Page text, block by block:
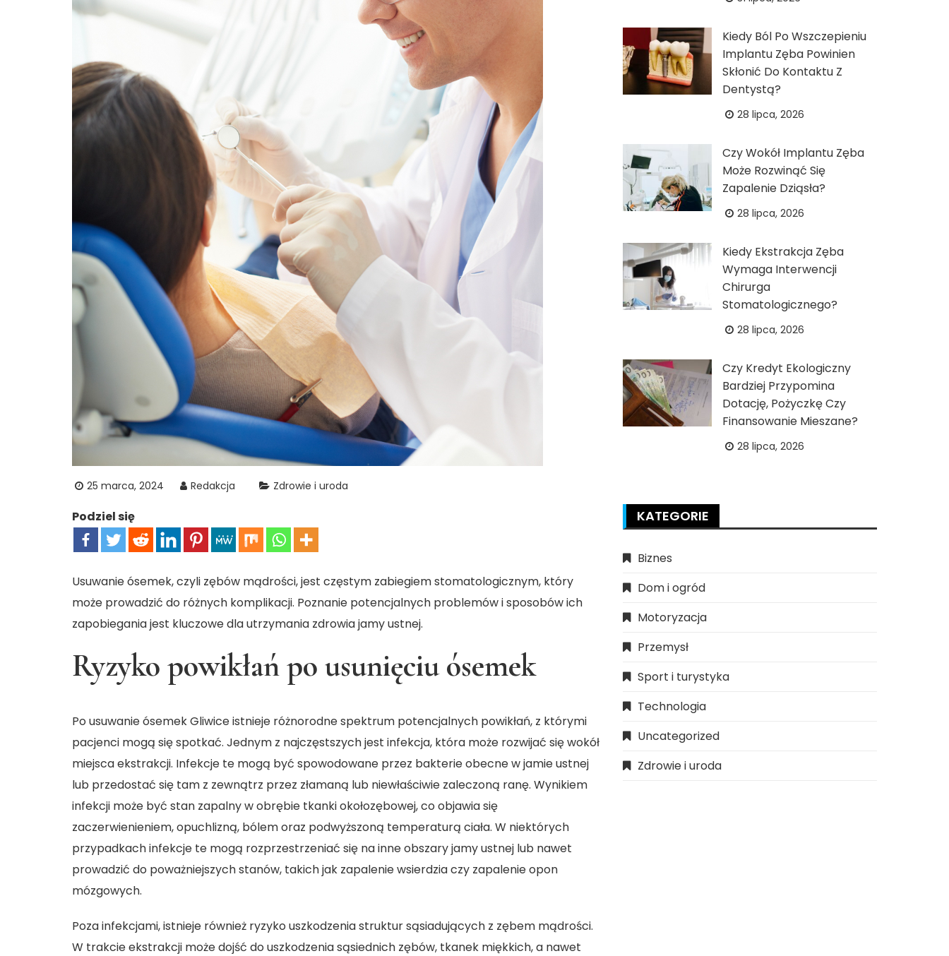
25 marca, 2024 Redakcja Zdrowie i uroda
Podziel się
Usuwanie ósemek, czyli zębów mądrości, jest częstym zabiegiem stomatologicznym, który
może prowadzić do różnych komplikacji. Poznanie potencjalnych problemów i sposobów ich
zapobiegania jest kluczowe dla utrzymania zdrowia jamy ustnej.
Ryzyko powikłań po usunięciu ósemek
Po usuwanie ósemek Gliwiceistnieje różnorodne spektrum potencjalnych powikłań, z którymi
pacjenci mogą się spotkać. Jednym z najczęstszych jest infekcja, która może rozwijać się wokół
miejsca ekstrakcji. Infekcje te mogą być spowodowane przez bakterie obecne w jamie ustnej
lub przedostać się tam z zewnątrz przez złamaną lub niewłaściwie zaleczoną ranę. Wynikiem
infekcji może być stan zapalny w obrębie tkanki okołozębowej, co objawia się
zaczerwienieniem, opuchlizną, bólem oraz podwyższoną temperaturą ciała. W niektórych
przypadkach infekcje te mogą rozprzestrzeniać się na inne obszary jamy ustnej lub nawet
prowadzić do poważniejszych stanów, takich jak zapalenie wsierdzia czy zapalenie opon
mózgowych.
Poza infekcjami, istnieje również ryzyko uszkodzenia struktur sąsiadujących z zębem mądrości.
W trakcie ekstrakcji może dojść do uszkodzenia sąsiednich zębów, tkanek miękkich, a nawet
Kiedy Ból Po Wszczepieniu
Implantu Zęba Powinien
Skłonić Do Kontaktu Z
Dentystą?
28 lipca, 2026
Czy Wokół Implantu Zęba
Może Rozwinąć Się
Zapalenie Dziąsła?
28 lipca, 2026
Kiedy Ekstrakcja Zęba
Wymaga Interwencji
Chirurga
Stomatologicznego?
28 lipca, 2026
Czy Kredyt Ekologiczny
Bardziej Przypomina
Dotację, Pożyczkę Czy
Finansowanie Mieszane?
28 lipca, 2026
KATEGORIE
Biznes
Dom i ogród
Motoryzacja
Przemysł
Sport i turystyka
Technologia
Uncategorized
Zdrowie i uroda